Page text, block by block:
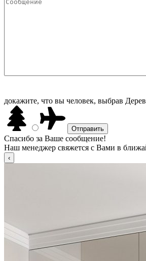
докажите, что вы человек, выбрав
Спасибо за Ваше сообщение!
Наш менеджер свяжется с Вами в